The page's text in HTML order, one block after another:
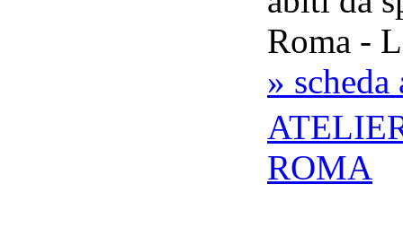
Roma -
» scheda
ROMA